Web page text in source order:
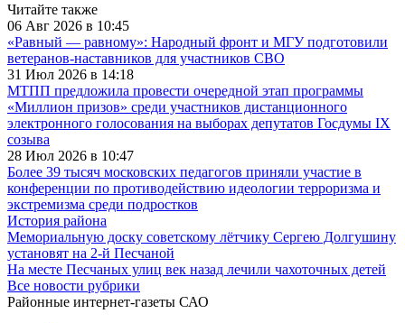
Читайте также
06 Авг 2026 в 10:45
«Равный — равному»: Народный фронт и МГУ подготовили
ветеранов-наставников для участников СВО
31 Июл 2026 в 14:18
МТПП предложила провести очередной этап программы
«Миллион призов» среди участников дистанционного
электронного голосования на выборах депутатов Госдумы IX
созыва
28 Июл 2026 в 10:47
Более 39 тысяч московских педагогов приняли участие в
конференции по противодействию идеологии терроризма и
экстремизма среди подростков
История района
Мемориальную доску советскому лётчику Сергею Долгушину
установят на 2-й Песчаной
На месте Песчаных улиц век назад лечили чахоточных детей
Все новости рубрики
Районные интернет-газеты САО